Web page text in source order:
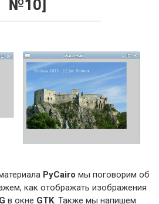
№10]
PyCairo мы поговорим об
как отображать изображения
в окне GTK. Также мы напишем